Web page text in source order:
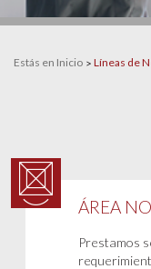
Estás en Inicio Líneas de
ÁREA
Prestamos